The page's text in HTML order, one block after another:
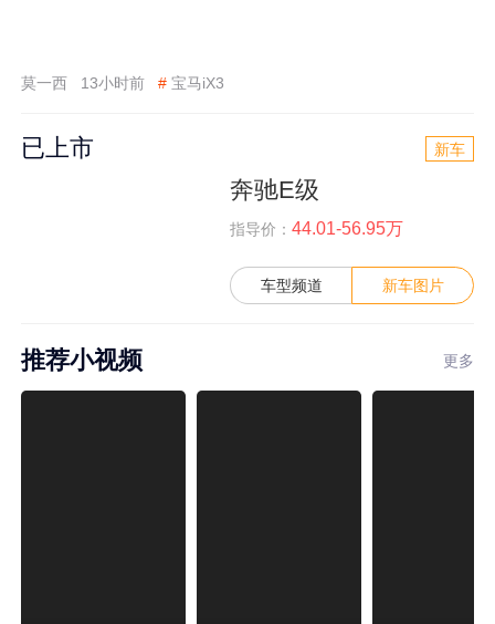
莫一西 13小时前 # 宝马iX3
已上市 新车
奔驰E级
指导价： 44.01-56.95万
车型频道 新车图片
推荐小视频 更多